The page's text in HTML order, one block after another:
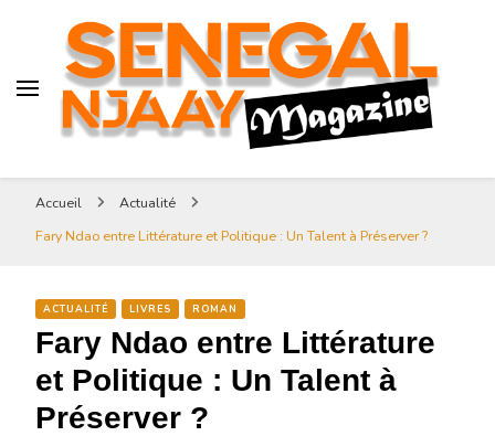
Senegal-njaay.com littérature
Africaine littérature sénégalaise
Art et Culture
Magazine Sénégal Njaay –
Senegal-njaay.com littérature
Africaine littérature
sénégalaise Art et Culture
revue littéraire africaine
Accueil
Actualité
Fary Ndao entre Littérature et Politique : Un Talent à Préserver ?
ACTUALITÉ LIVRES ROMAN
Fary Ndao entre Littérature
et Politique : Un Talent à
Préserver ?